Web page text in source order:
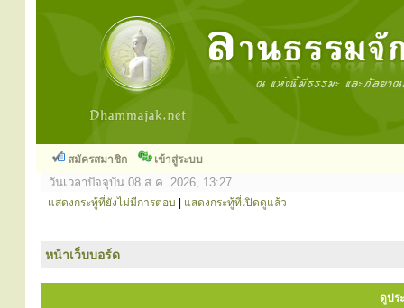
สมัครสมาชิก เข้าสู่ระบบ
วันเวลาปัจจุบัน 08 ส.ค. 2026, 13:27
แสดงกระทู้ที่ยังไม่มีการตอบ แสดงกระทู้ที่เปิดดูแล้ว
หน้าเว็บบอร์ด
ดูปร